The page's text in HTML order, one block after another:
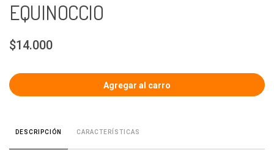
EQUINOCCIO
$14.000
DESCRIPCIÓN CARACTERÍSTICAS